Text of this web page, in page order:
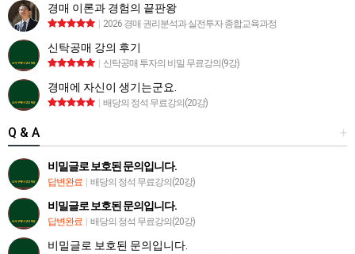
경매 이론과 경험의 끝판왕
| 2026 경매 권리분석과 실전투자 종합교육과정
신탁공매 강의 후기
| 신탁공매 투자의 비밀 무료강의(9강)
경매에 자신이 생기는군요.
| 배당의 정석 무료강의(20강)
+
Q & A
비밀글로 보호된 문의입니다.
답변완료 | 배당의 정석 무료강의(20강)
비밀글로 보호된 문의입니다.
답변완료 | 배당의 정석 무료강의(20강)
비밀글로 보호된 문의입니다.